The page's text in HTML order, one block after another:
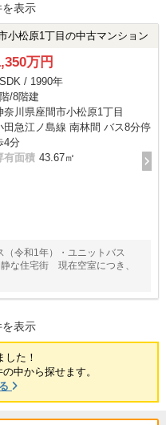
を表示
小松原1丁目の中古マンション
万円
/ 1990年
/8階建
奈川県座間市小松原1丁目
田急江ノ島線 南林間 バス8分停
4分
有面積 43.67㎡
（令和1年）・ユニットバス
な住宅街 現在空室につき、
を表示
した！
の中から探せます。